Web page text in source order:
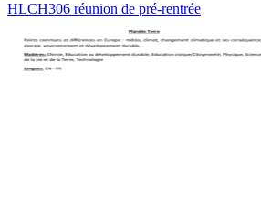
HLCH306 réunion de pré-rentrée